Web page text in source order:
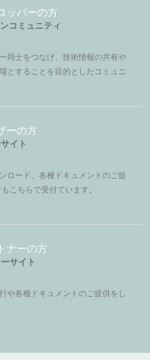
ッパーの方
コミュニティ
同士をつなげ、技術情報の共有や
とすることを目的としたコミュニ
ーの方
イト
ロード、各種ドキュメントのご提
こちらで受付ています。
ナーの方
サイト
や各種ドキュメントのご提供をし